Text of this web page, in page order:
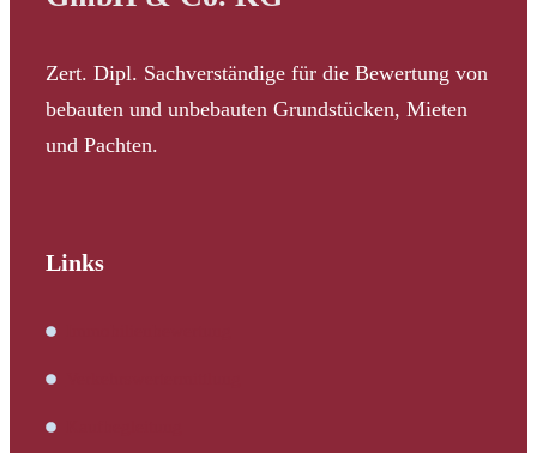
Zert. Dipl. Sachverständige für die Bewertung von
bebauten und unbebauten Grundstücken, Mieten
und Pachten.
Links